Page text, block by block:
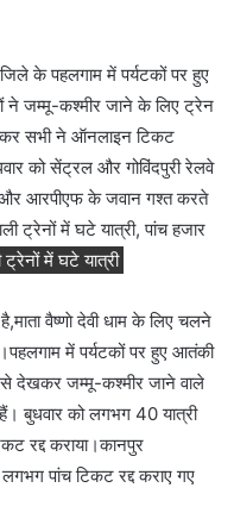
के पहलगाम में पर्यटकों पर हुए
ने जम्मू-कश्मीर जाने के लिए ट्रेन
सभी ने ऑनलाइन टिकट
को सेंट्रल और गोविंदपुरी रेलवे
और आरपीएफ के जवान गश्त करते
ट्रेनों में घटे यात्री, पांच हजार
में घटे यात्री
वैष्णाे देवी धाम के लिए चलने
में पर्यटकों पर हुए आतंकी
देखकर जम्मू-कश्मीर जाने वाले
बुधवार को लगभग 40 यात्री
रद्द कराया।कानपुर
पांच टिकट रद्द कराए गए